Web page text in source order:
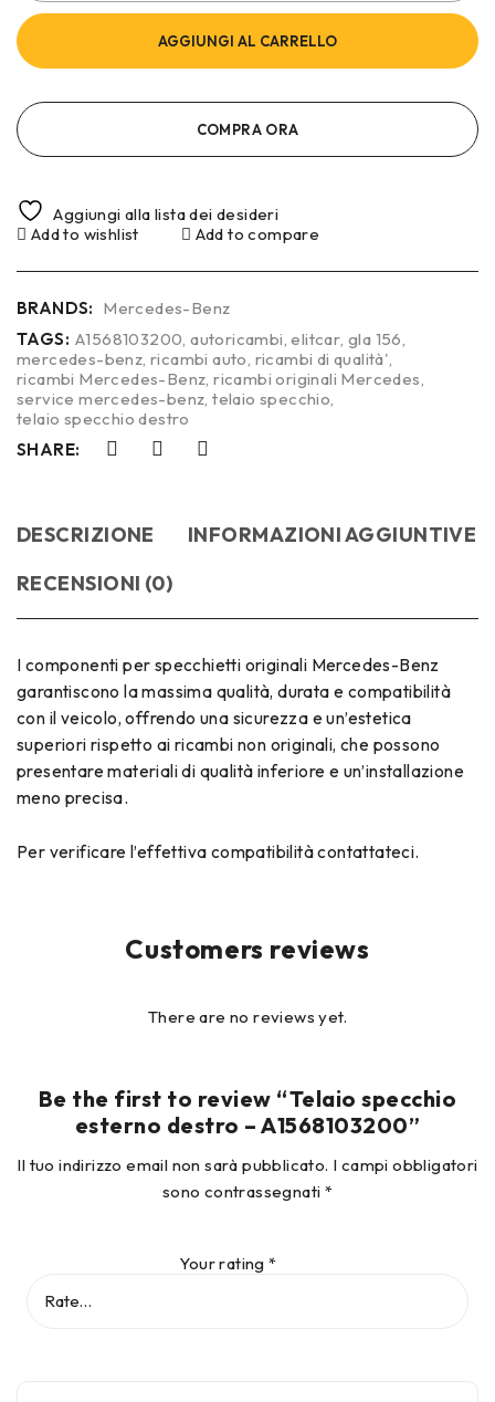
AGGIUNGI AL CARRELLO
COMPRA ORA
Aggiungi alla lista dei desideri
Add to wishlist
Add to compare
BRANDS: Mercedes-Benz
TAGS: A1568103200,autoricambi,elitcar,gla 156,
mercedes-benz,ricambi auto, ricambi di qualità',
ricambi Mercedes-Benz,ricambi originali Mercedes,
service mercedes-benz,telaio specchio,
telaio specchio destro
SHARE:
DESCRIZIONE
INFORMAZIONI AGGIUNTIVE
RECENSIONI (0)
I componenti per specchietti originali Mercedes-Benz
garantiscono la massima qualità, durata e compatibilità
con il veicolo, offrendo una sicurezza e un’estetica
superiori rispetto ai ricambi non originali, che possono
presentare materiali di qualità inferiore e un’installazione
meno precisa.
Per verificare l’effettiva compatibilità contattateci.
Customers reviews
There are no reviews yet.
Be the first to review “Telaio specchio
esterno destro – A1568103200”
Il tuo indirizzo email non sarà pubblicato. I campi obbligatori
sono contrassegnati *
Your rating*